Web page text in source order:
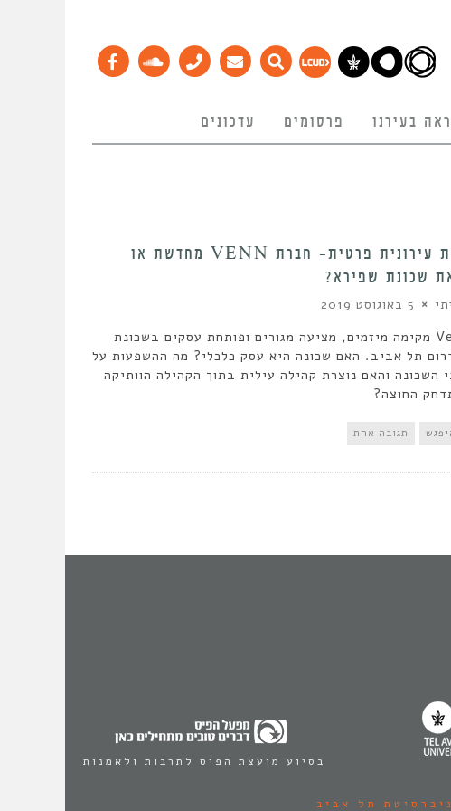
בעירנו פרסומים עדכונים
התחדשות עירונית פרטית- חברת VENN מחדשת או
שכונת שפירא?
5 באוגוסט 2019
חברת Venn מקימה מיזמים, מציעה מגורים ופותחת עסקים בשכונת
תל אביב. האם שכונה היא עסק כלכלי? מה ההשפעות על
השכונה והאם נוצרת קהילה עילית בתוך הקהילה הוותיקה
החוצה?
תגובה אחת
בסיוע מועצת הפיס לתרבות ולאמנות
תל אביב